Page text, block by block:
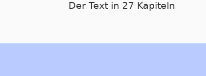
Der Text in 27 Kapiteln